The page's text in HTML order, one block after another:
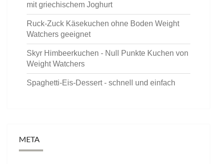
mit griechischem Joghurt
Ruck-Zuck Käsekuchen ohne Boden Weight
Watchers geeignet
Skyr Himbeerkuchen - Null Punkte Kuchen von
Weight Watchers
Spaghetti-Eis-Dessert - schnell und einfach
META